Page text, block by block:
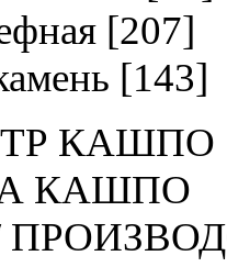
[207]
[143]
КАШПО
КАШПО